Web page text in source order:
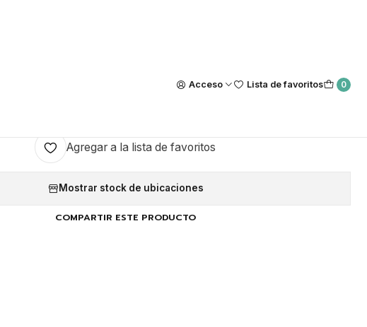
Acceso Lista de favoritos 0
Esmalte Dans 029
Agregar a la lista de favoritos
Mostrar stock de ubicaciones
COMPARTIR ESTE PRODUCTO